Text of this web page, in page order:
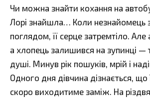
Чи можна знайти кохання на
Лорі знайшла… Коли незнайомець
поглядом, її серце затремтіло. Але
а хлопець залишився на зупинці —
душі. Минув рік пошуків, мрій і
Одного дня дівчина дізнається, що
скоро виходитиме заміж. На